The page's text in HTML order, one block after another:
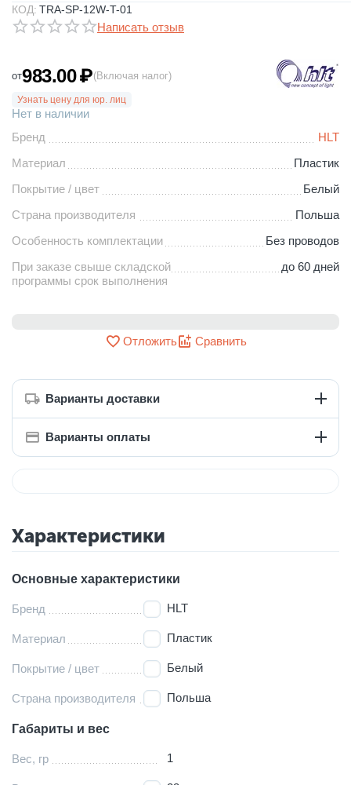
КОД: TRA-SP-12W-T-01
Написать отзыв
от983.00₽(Включая налог)
Узнать цену для юр. лиц
Нет в наличии
Бренд
HLT
Материал
Пластик
Покрытие / цвет
Белый
Страна производителя
Польша
Особенность комплектации
Без проводов
При заказе свыше складской
программы срок выполнения
до 60 дней
Отложить Сравнить
Варианты доставки
Варианты оплаты
Характеристики
Основные характеристики
Бренд HLT
Материал Пластик
Покрытие / цвет Белый
Страна производителя Польша
Габариты и вес
Вес, гр 1